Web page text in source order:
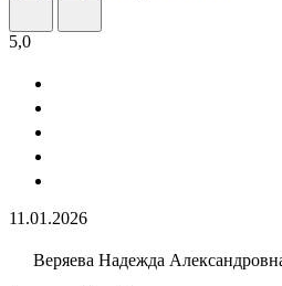
5,0
11.01.2026
Веряева Надежда